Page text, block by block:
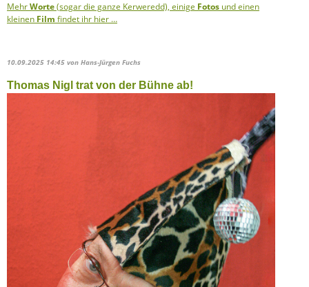
MehrWorte(sogar die ganze Kerweredd), einige Fotos und einen
kleinen Film findet ihr hier …
10.09.2025 14:45 von Hans-Jürgen Fuchs
Thomas Nigl trat von der Bühne ab!